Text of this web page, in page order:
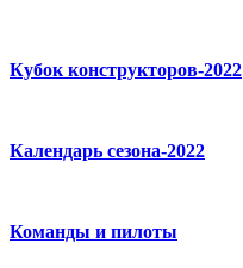
Кубок конструкторов-2022
Календарь сезона-2022
Команды и пилоты